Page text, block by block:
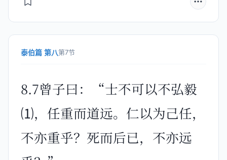
泰伯篇 第八第7节
8.7曾子曰：“士不可以不弘毅
⑴，任重而道远。仁以为己任，
不亦重乎？死而后已，不亦远